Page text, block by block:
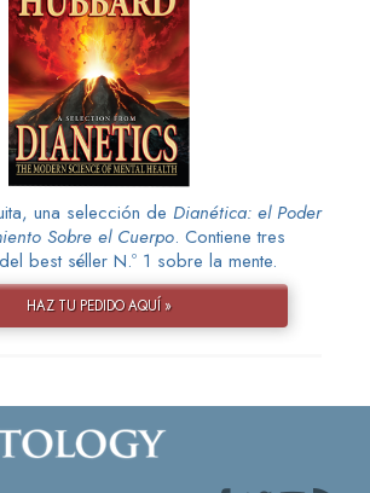
una selección de Dianética: el Poder
Sobre el Cuerpo. Contiene tres
best séller N.º 1 sobre la mente.
HAZ TU PEDIDO AQUÍ »